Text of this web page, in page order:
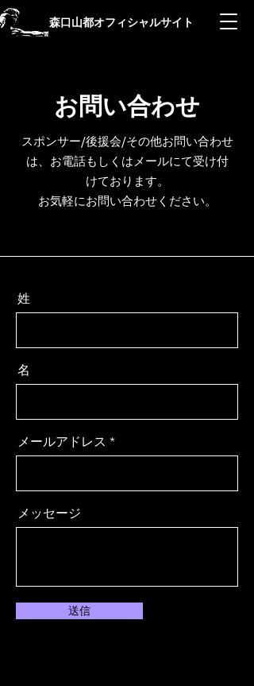
森口山都オフィシャルサイト
お問い合わせ
スポンサー/後援会/その他お問い合わせ
は、お電話もしくはメールにて受け付
けております。
お気軽にお問い合わせください。
姓
名
メールアドレス
メッセージ
送信